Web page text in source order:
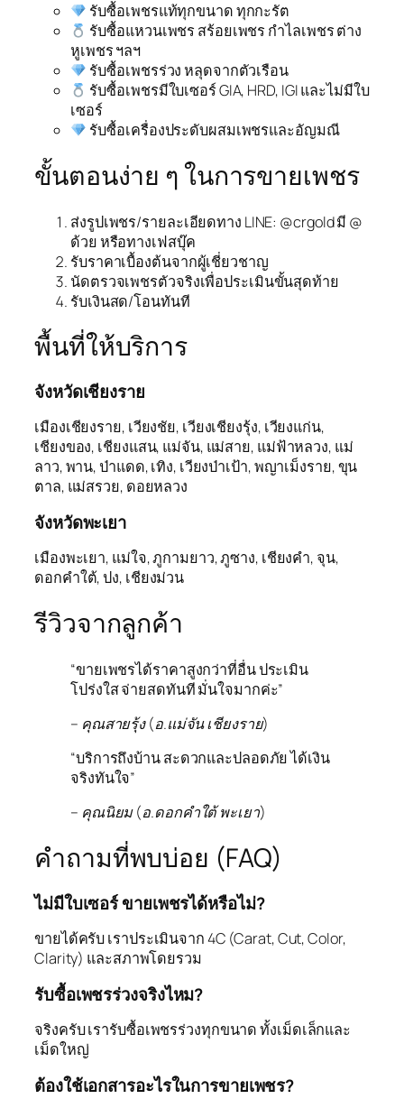
รับซื้อเพชรแท้ทุกขนาด ทุกกะรัต
รับซื้อแหวนเพชร สร้อยเพชร กำไลเพชร ต่าง
หูเพชร ฯลฯ
รับซื้อเพชรร่วง หลุดจากตัวเรือน
รับซื้อเพชรมีใบเซอร์ GIA, HRD, IGI และไม่มีใบ
เซอร์
รับซื้อเครื่องประดับผสมเพชรและอัญมณี
ขั้นตอนง่าย ๆ ในการขายเพชร
ส่งรูปเพชร/รายละเอียดทาง LINE: @crgold มี @
ด้วย หรือทางเฟสบุ๊ค
รับราคาเบื้องต้นจากผู้เชี่ยวชาญ
นัดตรวจเพชรตัวจริงเพื่อประเมินขั้นสุดท้าย
รับเงินสด/โอนทันที
พื้นที่ให้บริการ
จังหวัดเชียงราย
เมืองเชียงราย, เวียงชัย, เวียงเชียงรุ้ง, เวียงแก่น,
เชียงของ, เชียงแสน, แม่จัน, แม่สาย, แม่ฟ้าหลวง, แม่
ลาว, พาน, ป่าแดด, เทิง, เวียงป่าเป้า, พญาเม็งราย, ขุน
ตาล, แม่สรวย, ดอยหลวง
จังหวัดพะเยา
เมืองพะเยา, แม่ใจ, ภูกามยาว, ภูซาง, เชียงคำ, จุน,
ดอกคำใต้, ปง, เชียงม่วน
รีวิวจากลูกค้า
“ขายเพชรได้ราคาสูงกว่าที่อื่น ประเมิน
โปร่งใส จ่ายสดทันที มั่นใจมากค่ะ”
– คุณสายรุ้ง (อ.แม่จัน เชียงราย)
“บริการถึงบ้าน สะดวกและปลอดภัย ได้เงิน
จริงทันใจ”
– คุณนิยม (อ.ดอกคำใต้ พะเยา)
คำถามที่พบบ่อย (FAQ)
ไม่มีใบเซอร์ ขายเพชรได้หรือไม่?
ขายได้ครับ เราประเมินจาก 4C (Carat, Cut, Color,
Clarity) และสภาพโดยรวม
รับซื้อเพชรร่วงจริงไหม?
จริงครับ เรารับซื้อเพชรร่วงทุกขนาด ทั้งเม็ดเล็กและ
เม็ดใหญ่
ต้องใช้เอกสารอะไรในการขายเพชร?